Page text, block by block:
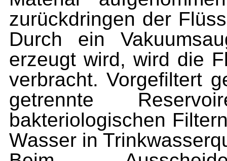
zurückdringen der
Durch ein
erzeugt wird, wird die
verbracht. Vorgefiltert
getrennte
bakteriologischen
Wasser in